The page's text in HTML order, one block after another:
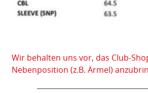
Wir behalten uns vor, das Club-
Nebenposition (z.B. Ärmel)